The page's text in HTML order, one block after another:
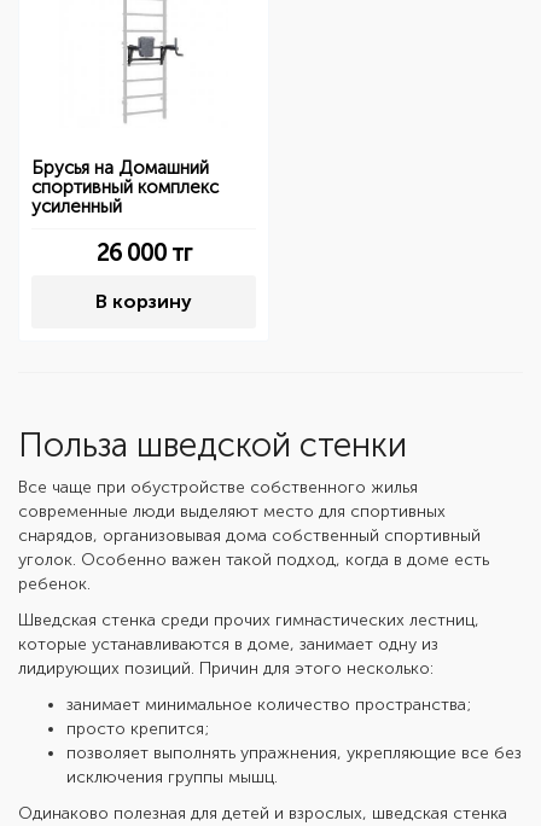
Брусья на Домашний
спортивный комплекс
усиленный
26 000тг
В корзину
Польза шведской стенки
Все чаще при обустройстве собственного жилья
современные люди выделяют место для спортивных
снарядов, организовывая дома собственный спортивный
уголок. Особенно важен такой подход, когда в доме есть
ребенок.
Шведская стенка среди прочих гимнастических лестниц,
которые устанавливаются в доме, занимает одну из
лидирующих позиций. Причин для этого несколько:
занимает минимальное количество пространства;
просто крепится;
позволяет выполнять упражнения, укрепляющие все без
исключения группы мышц.
Одинаково полезная для детей и взрослых, шведская стенка